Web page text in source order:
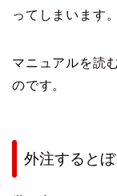
ってしまいます。
マニュアルを読
のです。
外注すると